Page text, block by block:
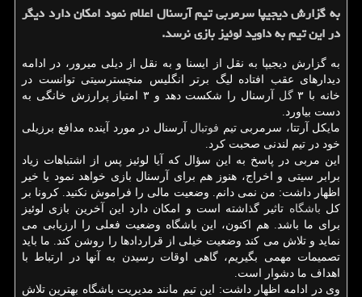
به گزارش دیجیپا سرمربی تیم آرسنال اعلام نمود امكان دارد دیگر
در این تیم به داوید لوئیز بازی نرسد.
به گزارش دیجیپا به نقل از ایسنا و به نقل از دیلی میرور، در ادامه
دیدارهای عقب افتاده لیگ برتر انگلیس منچسترسیتی توانست در
خانه با ۳
گل
آرسنال را شکست دهد و ۳ امتیاز پرارزش خانگی به
دست بیاورد.
مایکل آرتتا، سرمربی تیم فوتبال آرسنال در مورد آینده مدافع برزیلی
خود در تیم لندنی صحبت کرد.
این مربی در پاسخ به این سؤال که آیا لوئیز پس از اشتباهات زیاد
برابر سیتی و اخراج، هنوز هم برای آرسنال بازی خواهد نمود یا خیر
اظهار داشت: من نمی دانم. وضعیت مالی را فراموش نکنید. کرونا بر
کل باشگاه تاثیر گذاشته است و امکان دارد این آخرین بازی لوئیز
برای ما باشد. هم اکنون، این باشگاه وضعیت فعلی را ارزیابی می
نماید و تلاش می کند وضعیت خیلی از قراردادها را روشن کند. ما باید
تصمیمات مهمی بگیریم، گاهی اوقات رسیدن به آنها در ارتباط با
اهداف ما دشوار است.
وی در ادامه اظهار داشت: این تیم مانند مدیریت باشگاه بهترین تلاش